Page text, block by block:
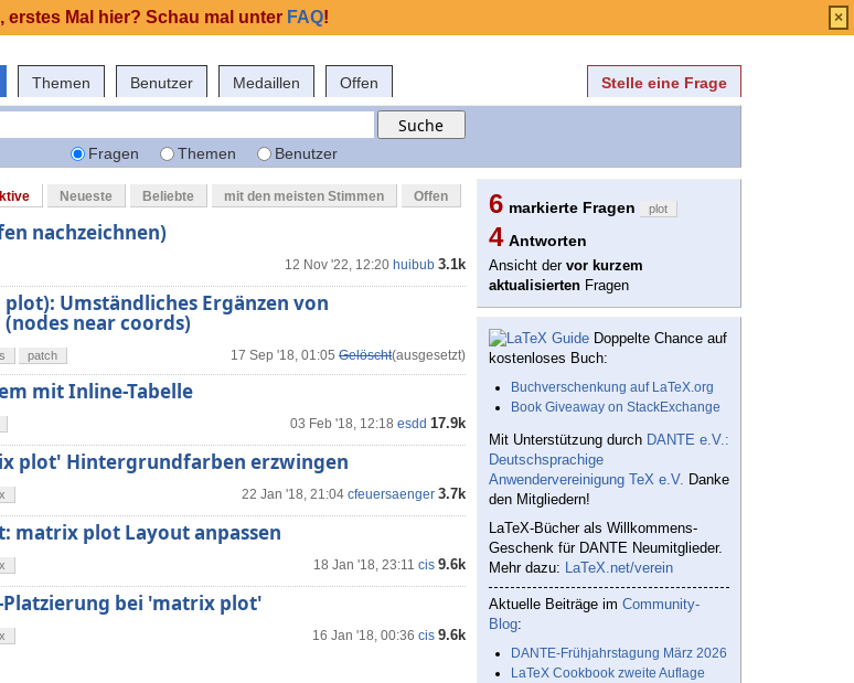
Themen Benutzer Medaillen Offen Stelle eine Frage
Fragen Themen Benutzer
Neueste Beliebte mit den meisten Stimmen Offen
nachzeichnen)
12 Nov '22, 12:20 huibub 3.1k
Umständliches Ergänzen von
near coords)
17 Sep '18, 01:05 Gelöscht(ausgesetzt)
patch
mit Inline-Tabelle
03 Feb '18, 12:18 esdd 17.9k
plot' Hintergrundfarben erzwingen
22 Jan '18, 21:04 cfeuersaenger 3.7k
matrix plot Layout anpassen
18 Jan '18, 23:11 cis 9.6k
bei 'matrix plot'
16 Jan '18, 00:36 cis 9.6k
6 markierte Fragen plot
4 Antworten
Ansicht der vor kurzem
aktualisierten Fragen
Doppelte Chance auf
kostenloses Buch:
Buchverschenkung auf LaTeX.org
Book Giveaway on StackExchange
Mit Unterstützung durch DANTE e.V.:
Deutschsprachige
Anwendervereinigung TeX e.V. Danke
den Mitgliedern!
LaTeX-Bücher als Willkommens-
Geschenk für DANTE Neumitglieder.
Mehr dazu: LaTeX.net/verein
Aktuelle Beiträge im Community-
Blog:
DANTE-Frühjahrstagung März 2026
LaTeX Cookbook zweite Auflage
erstes Mal hier? Schau mal unter FAQ! ×